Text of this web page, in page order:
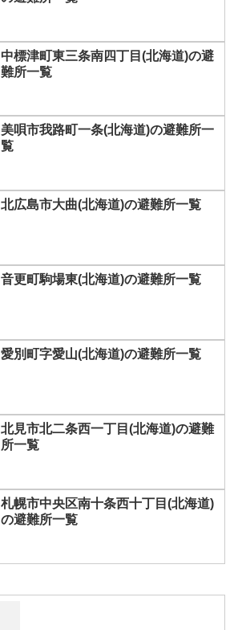
中標津町東三条南四丁目(北海道)の避
難所一覧
美唄市我路町一条(北海道)の避難所一
覧
北広島市大曲(北海道)の避難所一覧
音更町駒場東(北海道)の避難所一覧
愛別町字愛山(北海道)の避難所一覧
北見市北二条西一丁目(北海道)の避難
所一覧
札幌市中央区南十条西十丁目(北海道)
の避難所一覧